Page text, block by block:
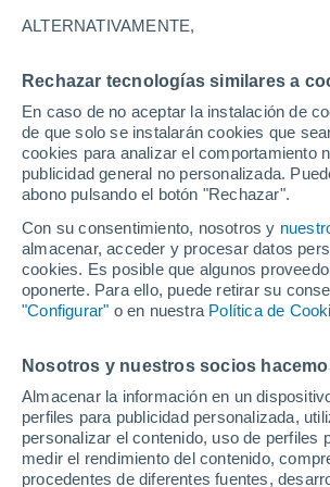
ALTERNATIVAMENTE,
Rechazar tecnologías similares a
En caso de no aceptar la instalación de
de que solo se instalarán cookies que
cookies para analizar el comportamiento
publicidad general no personalizada.
abono pulsando el botón "Rechazar".
Con su consentimiento, nosotros y
almacenar, acceder y procesar datos
cookies. Es posible que algunos
oponerte. Para ello, puede retirar su
"Configurar" o en nuestra Política de
Nosotros y nuestros socios
Almacenar la información en un
perfiles para publicidad personalizada,
personalizar el contenido, uso de perfiles
medir el rendimiento del contenido,
procedentes de diferentes fuentes,
14°
Sensación de 14°
Llega una vaguada
fuertes y granizo en
El Tiempo 1 - 7 días Por horas
Hoy
8 Ago
Mañana
9 Ago